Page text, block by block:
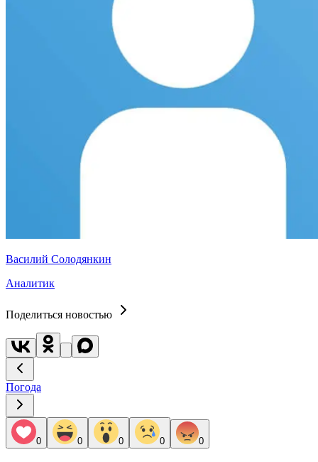
Василий Солодянкин
Аналитик
Поделиться новостью
Погода
0 0 0 0 0